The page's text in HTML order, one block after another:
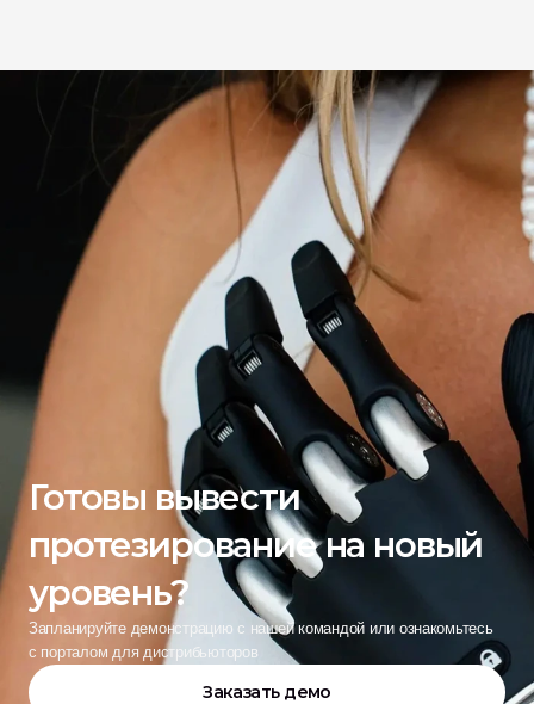
Готовы вывести
протезирование на новый
уровень?
Запланируйте демонстрацию с нашей командой или ознакомьтесь
с порталом для дистрибьюторов
Заказать демо